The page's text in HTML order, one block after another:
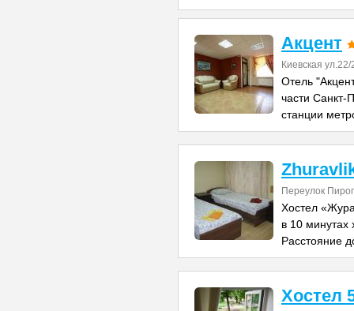
Акцент
Киевская
Отель
части Санкт-
станции
Переулок
Хостел
в 10 минутах
Расстояние
Хостел